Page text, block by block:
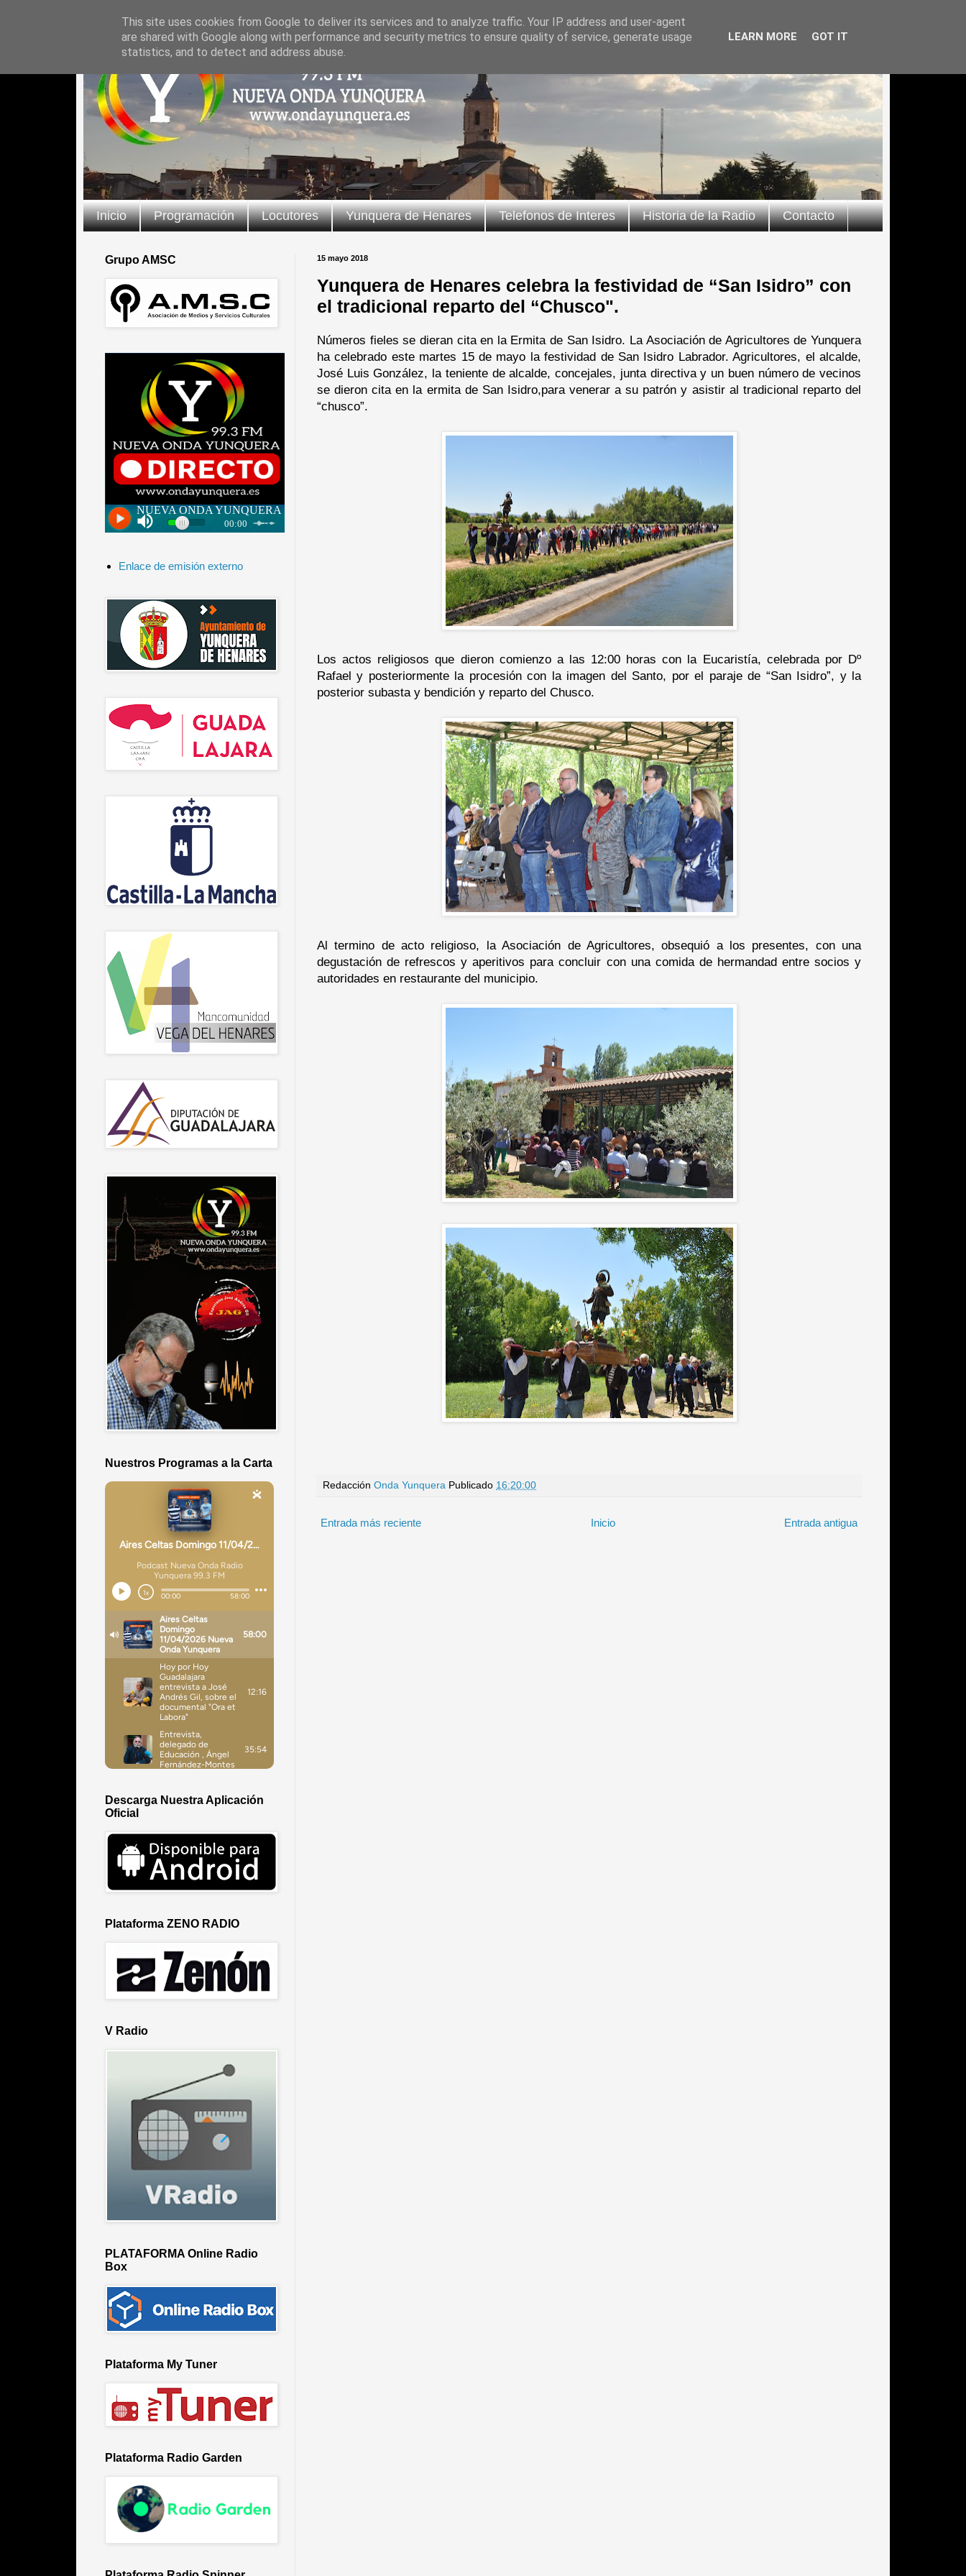
Inicio Programación Locutores Yunquera de Henares Telefonos de Interes Historia de la Radio Contacto
15 mayo 2018
Yunquera de Henares celebra la festividad de “San Isidro” con
el tradicional reparto del “Chusco".
Números fieles se dieran cita en la Ermita de San Isidro. La Asociación de Agricultores de Yunquera
ha celebrado este martes 15 de mayo la festividad de San Isidro Labrador. Agricultores, el alcalde,
José Luis González, la teniente de alcalde, concejales, junta directiva y un buen número de vecinos
se dieron cita en la ermita de San Isidro,para venerar a su patrón y asistir al tradicional reparto del
“chusco”.
Los actos religiosos que dieron comienzo a las 12:00 horas con la Eucaristía, celebrada por Dº
Rafael y posteriormente la procesión con la imagen del Santo, por el paraje de “San Isidro”, y la
posterior subasta y bendición y reparto del Chusco.
Al termino de acto religioso, la Asociación de Agricultores, obsequió a los presentes, con una
degustación de refrescos y aperitivos para concluir con una comida de hermandad entre socios y
autoridades en restaurante del municipio.
Redacción Onda Yunquera Publicado 16:20:00
Entrada más reciente Entrada antigua
Inicio
Grupo AMSC
Enlace de emisión externo
Nuestros Programas a la Carta
Descarga Nuestra Aplicación
Oficial
Plataforma ZENO RADIO
V Radio
PLATAFORMA Online Radio
Box
Plataforma My Tuner
Plataforma Radio Garden
This site uses cookies from Google to deliver its services and to analyze traffic. Your IP address and user-agent
are shared with Google along with performance and security metrics to ensure quality of service, generate usage
statistics, and to detect and address abuse.
LEARN MORE GOT IT